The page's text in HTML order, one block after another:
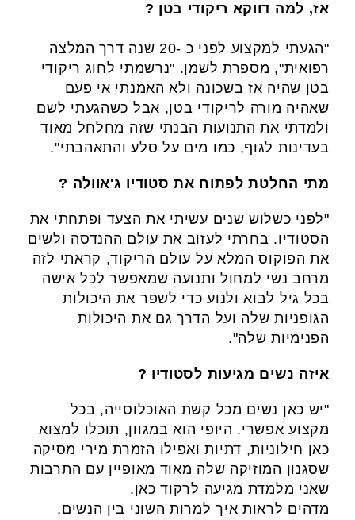
אז, למה דווקא ריקודי בטן ?
"הגעתי למקצוע לפני כ -20 שנה דרך המלצה
רפואית", מספרת לשמן. "נרשמתי לחוג ריקודי
בטן שהיה אז בשכונה ולא האמנתי אי פעם
שאהיה מורה לריקודי בטן, אבל כשהגעתי לשם
ולמדתי את התנועות הבנתי שזה מחלחל מאוד
בעדינות לגוף, כמו מים על סלע והתאהבתי".
מתי החלטת לפתוח את סטודיו ג'אוולה ?
"לפני כשלוש שנים עשיתי את הצעד ופתחתי את
הסטודיו. בחרתי לעזוב את עולם ההנדסה ולשים
את הפוקוס המלא על עולם הריקוד, קראתי לזה
מרחב נשי למחול ותנועה שמאפשר לכל אישה
בכל גיל לבוא ולנוע כדי לשפר את היכולות
הגופניות שלה ועל הדרך גם את היכולות
הפנימיות שלה".
איזה נשים מגיעות לסטודיו ?
"יש כאן נשים מכל קשת האוכלוסייה, בכל
מקצוע אפשרי. היופי הוא במגוון, תוכלו למצוא
כאן חילוניות, דתיות ואפילו הזמרת מירי מסיקה
שסגנון המוזיקה שלה מאוד מאופיין עם התרבות
שאני מלמדת מגיעה לרקוד כאן.
מדהים לראות איך למרות השוני בין הנשים,